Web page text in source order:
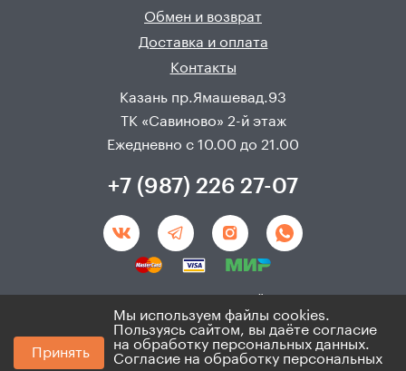
Обмен и возврат
Доставка и оплата
Контакты
Казань пр.Ямашевад.93
ТК «Савиново» 2-й этаж
Ежедневно с 10.00 до 21.00
+7 (987) 226 27-07
© 2008 - 2026. ИП Хадыев Р.И.(ИНН 166010471459). Не
является публичной офертой.
Принять
Мы используем файлы cookies.
Пользуясь сайтом, вы даёте согласие
на обработку персональных данных.
Согласие на обработку персональных